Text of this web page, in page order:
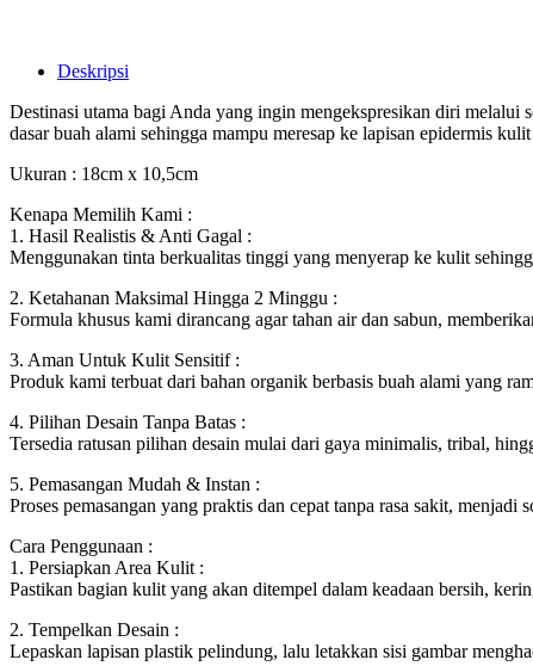
Deskripsi
Destinasi utama bagi Anda yang ingin mengekspresikan diri
dasar buah alami sehingga mampu meresap ke lapisan epidermis
Ukuran : 18cm x 10,5cm
Kenapa Memilih Kami :
1. Hasil Realistis & Anti Gagal :
Menggunakan tinta berkualitas tinggi yang menyerap ke kulit
2. Ketahanan Maksimal Hingga 2 Minggu :
Formula khusus kami dirancang agar tahan air dan sabun,
3. Aman Untuk Kulit Sensitif :
Produk kami terbuat dari bahan organik berbasis buah alami yang
4. Pilihan Desain Tanpa Batas :
Tersedia ratusan pilihan desain mulai dari gaya minimalis, tribal,
5. Pemasangan Mudah & Instan :
Proses pemasangan yang praktis dan cepat tanpa rasa sakit,
Cara Penggunaan :
1. Persiapkan Area Kulit :
Pastikan bagian kulit yang akan ditempel dalam keadaan bersih,
2. Tempelkan Desain :
Lepaskan lapisan plastik pelindung, lalu letakkan sisi gambar